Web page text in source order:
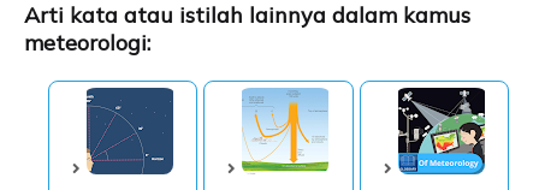
Indeks Z
Arti kata atau istilah lainnya dalam kamus
meteorologi: